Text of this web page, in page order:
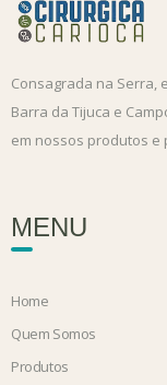
Consagrada na Serra,
Barra da Tijuca e
em nossos produtos e
MENU
Home
Quem Somos
Produtos